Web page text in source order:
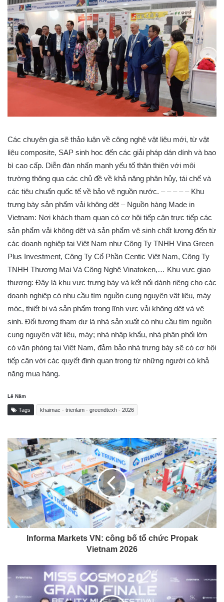
Các chuyên gia sẽ thảo luận về công nghệ vật liệu mới, từ vật
liệu composite, SAP sinh học đến các giải pháp dán dính và bao
bì cao cấp. Diễn đàn nhấn mạnh yếu tố thân thiện với môi
trường thông qua các chủ đề về khả năng phân hủy, tái chế và
các tiêu chuẩn quốc tế về bảo vệ nguồn nước. – – – – – Khu
trưng bày sản phẩm vải không dệt – Nguồn hàng Made in
Vietnam: Nơi khách tham quan có cơ hội tiếp cận trực tiếp các
sản phẩm vải không dệt và sản phẩm vệ sinh chất lượng đến từ
các doanh nghiệp tại Việt Nam như Công Ty TNHH Vina Green
Plus Investment, Công Ty Cổ Phần Centic Việt Nam, Công Ty
TNHH Thương Mại Và Công Nghệ Vinatoken,… Khu vực giao
thương: Đây là khu vực trưng bày và kết nối dành riêng cho các
doanh nghiệp có nhu cầu tìm nguồn cung nguyên vật liệu, máy
móc, thiết bị và sản phẩm trong lĩnh vực vải không dệt và vệ
sinh. Đối tượng tham dự là nhà sản xuất có nhu cầu tìm nguồn
cung nguyên vật liệu, máy; nhà nhập khẩu, nhà phân phối lớn
có văn phòng tại Việt Nam, đảm bảo nhà trưng bày sẽ có cơ hội
tiếp cận với các quyết định quan trọng từ những người có khả
năng mua hàng.
Lê Năm
Tags khaimac - trienlam - greendtexh - 2026
Informa Markets VN: công bố tổ chức Propak
Vietnam 2026